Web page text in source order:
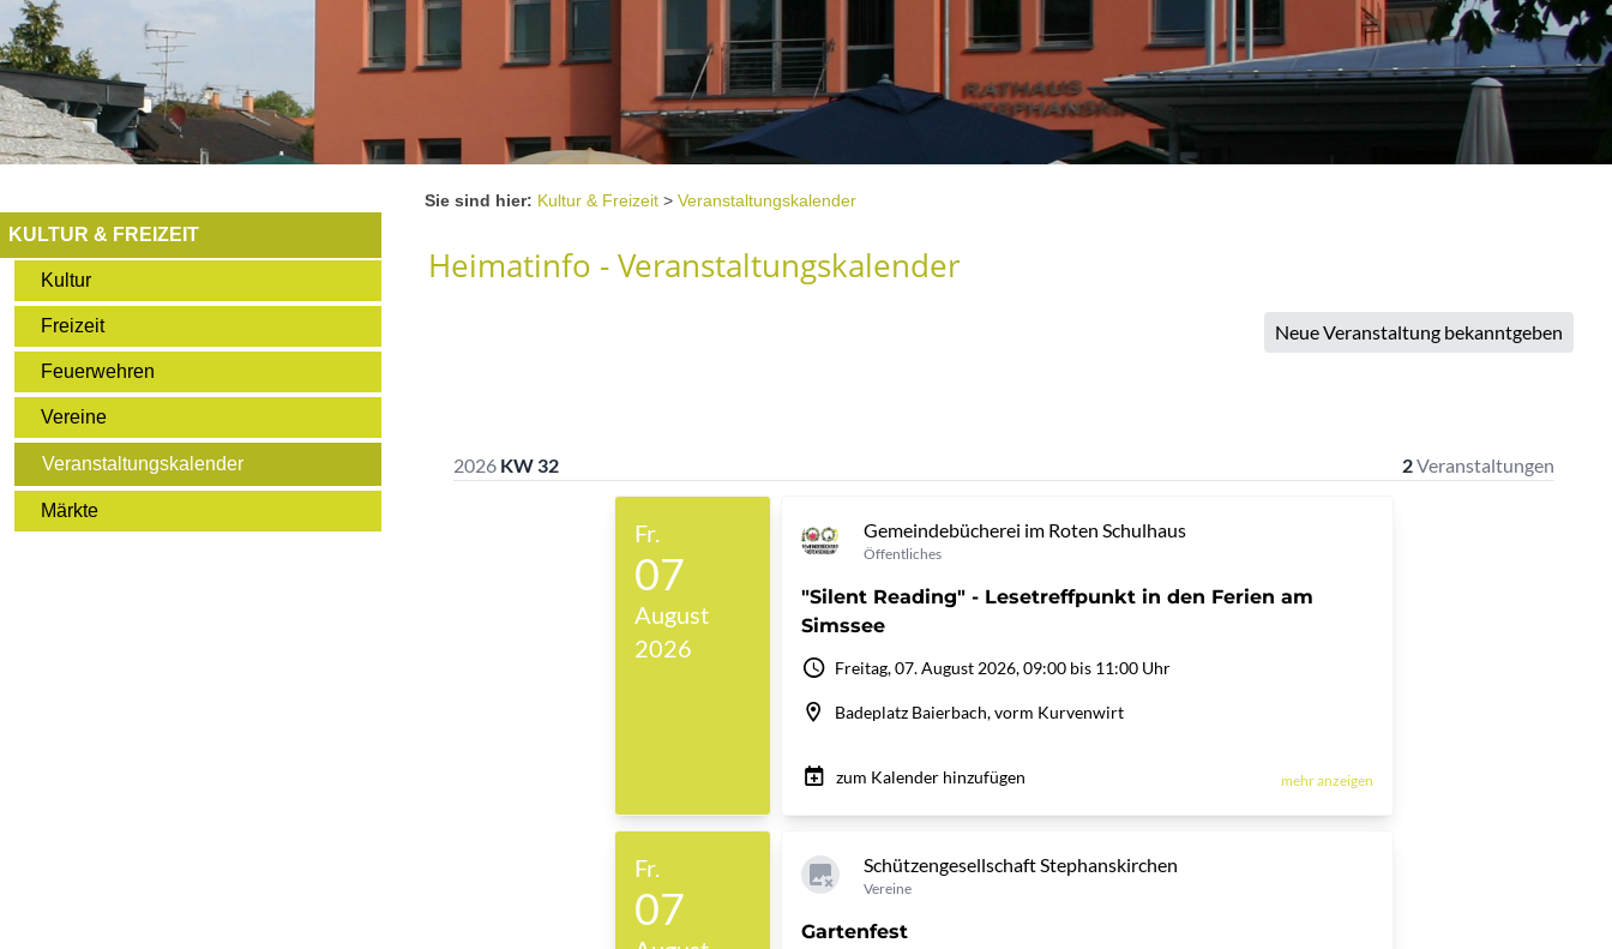
KULTUR & FREIZEIT
Kultur
Freizeit
Feuerwehren
Vereine
Veranstaltungskalender
Märkte
Sie sind hier: Kultur & Freizeit > Veranstaltungskalender
Heimatinfo - Veranstaltungskalender